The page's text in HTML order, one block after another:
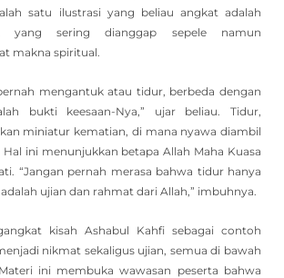
satu ilustrasi yang beliau angkat adalah
yang sering dianggap sepele namun
makna spiritual.
mengantuk atau tidur, berbeda dengan
bukti keesaan-Nya,” ujar beliau. Tidur,
miniatur kematian, di mana nyawa diambil
ini menunjukkan betapa Allah Maha Kuasa
“Jangan pernah merasa bahwa tidur hanya
ujian dan rahmat dari Allah,” imbuhnya.
kisah Ashabul Kahfi sebagai contoh
nikmat sekaligus ujian, semua di bawah
ini membuka wawasan peserta bahwa